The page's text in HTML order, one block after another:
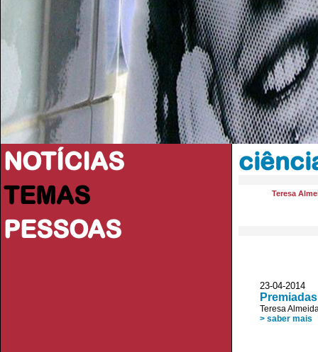
NOTÍCIAS
TEMAS
PESSOAS
Teresa
23-04-2014
Teresa
> saber mais